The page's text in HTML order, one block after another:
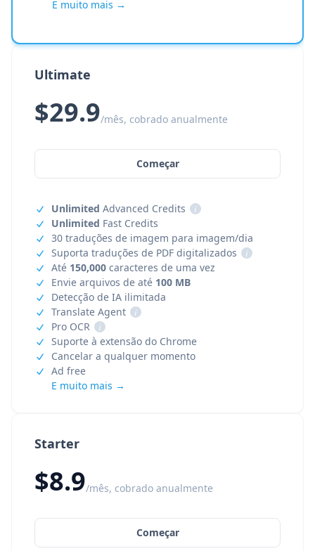
Starter
$8.9/mês, cobrado anualmente
Começar
E muito mais →
Ultimate
$29.9/mês, cobrado anualmente
Começar
Unlimited Advanced Credits
i
Unlimited Fast Credits
30 traduções de imagem para imagem/dia
Suporta traduções de PDF digitalizados
i
Até 150,000 caracteres de uma vez
Envie arquivos de até 100 MB
Detecção de IA ilimitada
Translate Agent
i
Pro OCR
i
Suporte à extensão do Chrome
Cancelar a qualquer momento
Ad free
E muito mais →